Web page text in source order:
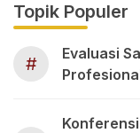
Topik Populer
#
Evaluasi
Konferensi